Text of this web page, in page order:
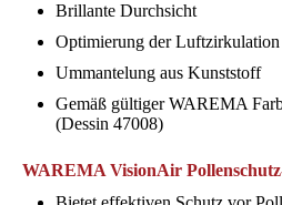
Brillante Durchsicht
Optimierung der Luftzirkulation
Ummantelung aus Kunststoff
Gemäß gültiger WAREMA
(Dessin 47008)
WAREMA VisionAir